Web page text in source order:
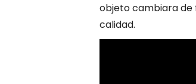
objeto cambiara de
calidad.